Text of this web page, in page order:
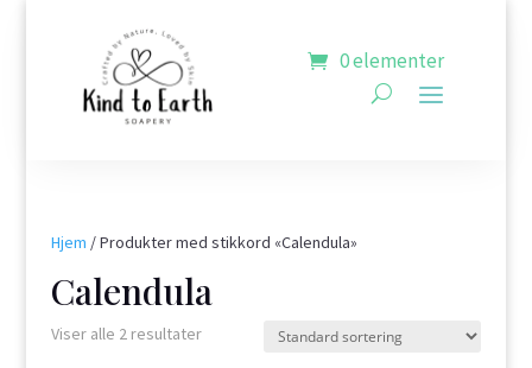
0 elementer
Hjem / Produkter med stikkord «Calendula»
Calendula
Viser alle 2 resultater